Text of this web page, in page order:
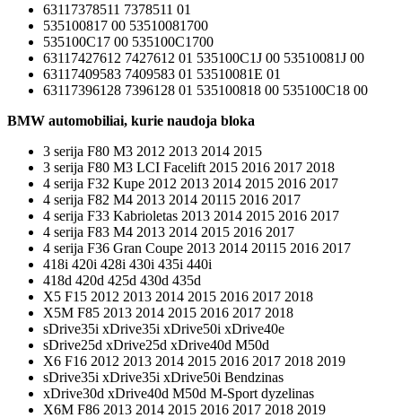
63117378511 7378511 01
535100817 00 53510081700
535100C17 00 535100C1700
63117427612 7427612 01 535100C1J 00 53510081J 00
63117409583 7409583 01 53510081E 01
63117396128 7396128 01 535100818 00 535100C18 00
BMW automobiliai, kurie naudoja bloka
3 serija F80 M3 2012 2013 2014 2015
3 serija F80 M3 LCI Facelift 2015 2016 2017 2018
4 serija F32 Kupe 2012 2013 2014 2015 2016 2017
4 serija F82 M4 2013 2014 20115 2016 2017
4 serija F33 Kabrioletas 2013 2014 2015 2016 2017
4 serija F83 M4 2013 2014 2015 2016 2017
4 serija F36 Gran Coupe 2013 2014 20115 2016 2017
418i 420i 428i 430i 435i 440i
418d 420d 425d 430d 435d
X5 F15 2012 2013 2014 2015 2016 2017 2018
X5M F85 2013 2014 2015 2016 2017 2018
sDrive35i xDrive35i xDrive50i xDrive40e
sDrive25d xDrive25d xDrive40d M50d
X6 F16 2012 2013 2014 2015 2016 2017 2018 2019
sDrive35i xDrive35i xDrive50i Bendzinas
xDrive30d xDrive40d M50d M-Sport dyzelinas
X6M F86 2013 2014 2015 2016 2017 2018 2019